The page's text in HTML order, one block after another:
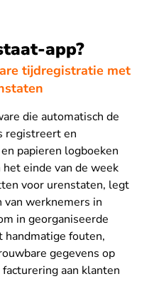
app?
tijdregistratie met
die automatisch de
registreert en
papieren logboeken
einde van de week
voor urenstaten, legt
werknemers in
in georganiseerde
fouten,
gegevens op
aan klanten